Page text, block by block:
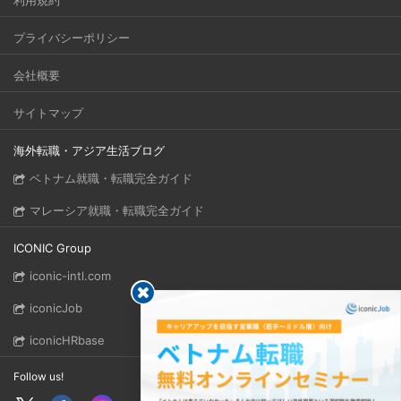
プライバシーポリシー
会社概要
サイトマップ
海外転職・アジア生活ブログ
ベトナム就職・転職完全ガイド
マレーシア就職・転職完全ガイド
ICONIC Group
iconic-intl.com
iconicJob
iconicHRbase
Follow us!